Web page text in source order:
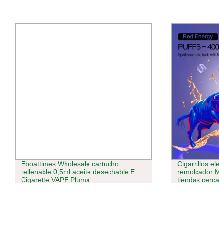
Cigarrillos electrónicos OEM
remolcador Mega 4000bocanadas Vape
tiendas cerca de mí
18000puffs
malla bobina
con pantalla